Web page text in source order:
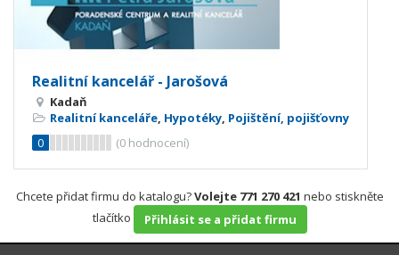
Realitní kancelář - Jarošová
Kadaň
Realitní kanceláře, Hypotéky, Pojištění, pojišťovny
0
(0 hodnocení)
Chcete přidat firmu do katalogu?Volejte 771 270 421 nebo stiskněte
tlačítko
Přihlásit se a přidat firmu